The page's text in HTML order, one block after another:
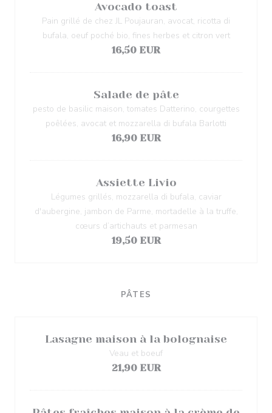
Avocado toast
Pain grillé de chez JL Poujauran, avocat, ricotta di
bufala, oeuf poché bio, fines herbes et citron vert
16,50 EUR
Salade de pâte
pesto de basilic maison, tomates Datterino, courgettes
poêlées, avocat et mozzarella di bufala Barlotti
16,90 EUR
Assiette Livio
Légumes grillés, mozzarella di bufala, caviar
d'aubergine, jambon de Parme, mortadelle à la truffe,
cœurs d’artichauts et parmesan
19,50 EUR
PÂTES
Lasagne maison à la bolognaise
Veau et boeuf
21,90 EUR